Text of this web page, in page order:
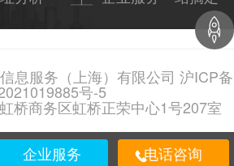
息服务（上海）有限公司 沪ICP备
号-5
桥商务区虹桥正荣中心1号207室
企业服务 电话咨询